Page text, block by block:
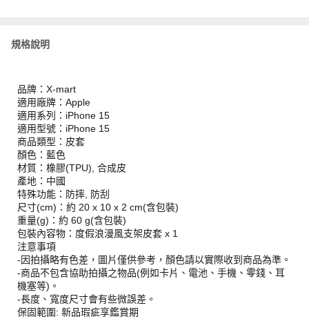
規格說明
品牌：X-mart
適用廠牌：Apple
適用系列：iPhone 15
適用型號：iPhone 15
商品類型：皮套
顏色：藍色
材質：橡膠(TPU), 合成皮
產地：中國
特殊功能：防摔, 防刮
尺寸(cm)：約 20 x 10 x 2 cm(含包裝)
重量(g)：約 60 g(含包裝)
包裝內容物：度假浪漫風支架皮套 x 1
注意事項
-因拍攝略有色差，圖片僅供參考，顏色請以實際收到商品為準。
-商品不包含協助拍攝之物品(例如卡片、電池、手機、零錢、耳
機塞等)。
-長度、寬度尺寸會有些微誤差。
保固範圍: 新品瑕疵享鑑賞期